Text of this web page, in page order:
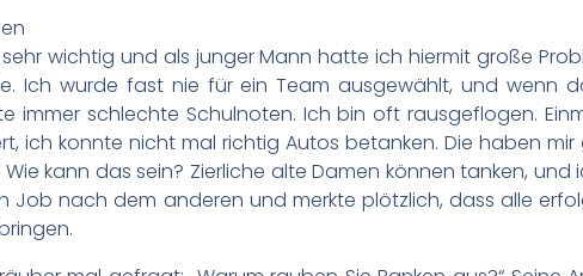
sehr wichtig und als junger Mann hatte ich hiermit große
Ich wurde fast nie für ein Team ausgewählt, und wenn
immer schlechte Schulnoten. Ich bin oft rausgeflogen.
ich konnte nicht mal richtig Autos betanken. Die haben mir
Wie kann das sein? Zierliche alte Damen können tanken,
Job nach dem anderen und merkte plötzlich, dass alle